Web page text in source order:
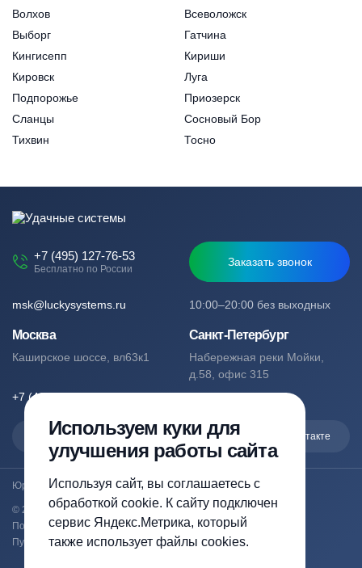
Волхов
Всеволожск
Выборг
Гатчина
Кингисепп
Кириши
Кировск
Луга
Подпорожье
Приозерск
Сланцы
Сосновый Бор
Тихвин
Тосно
+7 (495) 127-76-53
Бесплатно по России
Заказать звонок
10:00–20:00 без выходных
msk@luckysystems.ru
Москва
Каширское шоссе, вл63к1
+7 (495) 127-76-53
Санкт-Петербург
Набережная реки Мойки,
д.58, офис 315
+7 (812) 244-49-61
Max Telegram Вконтакте
Юридический адрес: Москва, Каширское шоссе, вл63к1
© 2023-2026 luckysystems.ru | Все права защищены
Политика конфиденциальности
Публичная оферта
Используем куки для
улучшения работы сайта
Используя сайт, вы соглашаетесь с
обработкой cookie. К сайту подключен
сервис Яндекс.Метрика, который
также использует файлы cookies.